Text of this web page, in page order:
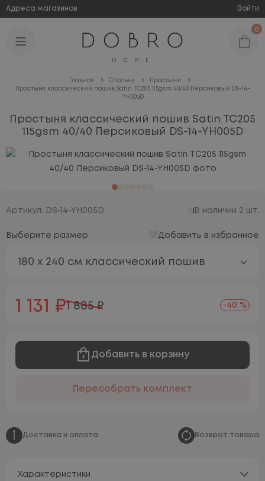
Адреса магазинов Войти
0
Главная Спальня
Простыни
Простыня классический пошив Satin TC205 115gsm 40/40 Персиковый DS-14-
YH005D
Простыня классический пошив Satin TC205
115gsm 40/40 Персиковый DS-14-YH005D
Артикул: DS-14-YH005D В наличии 2 шт.
Выберите размер Добавить в избранное
180 х 240 см классический пошив
1 131 ₽1 885 ₽ -40 %
Добавить в корзину
Пересобрать комплект
Доставка и оплата Возврат товара
Характеристики